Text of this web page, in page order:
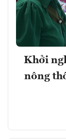
Khởi
nông